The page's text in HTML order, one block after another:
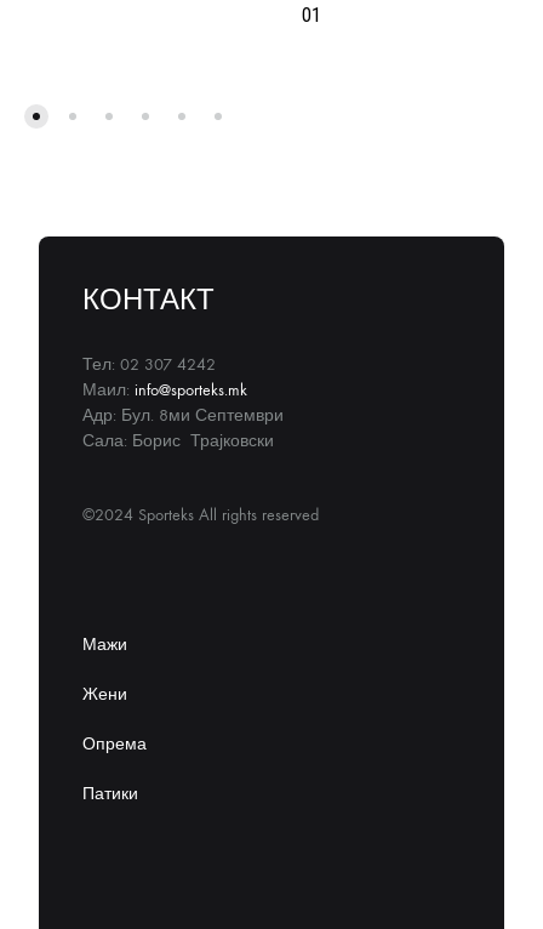
01
КОНТАКТ
Тел: 02 307 4242
Маил: info@sporteks.mk
Адр: Бул. 8ми Септември
Сала: Борис Трајковски
©2024 Sporteks All rights reserved
Мажи
Жени
Опрема
Патики